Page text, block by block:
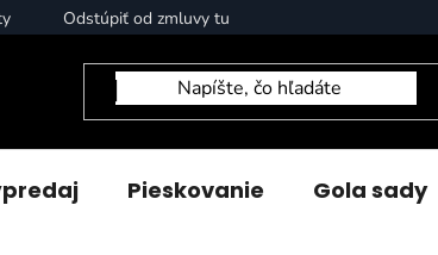
Odstúpiť od zmluvy tu
Pieskovanie Gola sady